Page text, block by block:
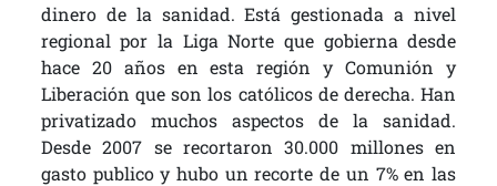
dinero de la sanidad. Está gestionada a nivel
regional por la Liga Norte que gobierna desde
hace 20 años en esta región y Comunión y
Liberación que son los católicos de derecha. Han
privatizado muchos aspectos de la sanidad.
Desde 2007 se recortaron 30.000 millones en
gasto publico y hubo un recorte de un 7% en las